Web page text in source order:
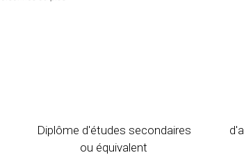
Diplôme d'études secondaires
ou équivalent